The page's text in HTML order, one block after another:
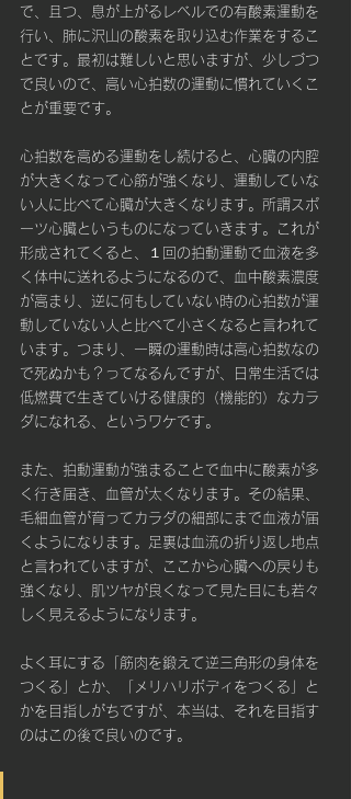
で、且つ、息が上がるレベルでの有酸素運動を
行い、肺に沢山の酸素を取り込む作業をするこ
とです。最初は難しいと思いますが、少しづつ
で良いので、高い心拍数の運動に慣れていくこ
とが重要です。
心拍数を高める運動をし続けると、心臓の内腔
が大きくなって心筋が強くなり、運動していな
い人に比べて心臓が大きくなります。所謂スポ
ーツ心臓というものになっていきます。これが
形成されてくると、１回の拍動運動で血液を多
く体中に送れるようになるので、血中酸素濃度
が高まり、逆に何もしていない時の心拍数が運
動していない人と比べて小さくなると言われて
います。つまり、一瞬の運動時は高心拍数なの
で死ぬかも？ってなるんですが、日常生活では
低燃費で生きていける健康的（機能的）なカラ
ダになれる、というワケです。
また、拍動運動が強まることで血中に酸素が多
く行き届き、血管が太くなります。その結果、
毛細血管が育ってカラダの細部にまで血液が届
くようになります。足裏は血流の折り返し地点
と言われていますが、ここから心臓への戻りも
強くなり、肌ツヤが良くなって見た目にも若々
しく見えるようになります。
よく耳にする「筋肉を鍛えて逆三角形の身体を
つくる」とか、「メリハリボディをつくる」と
かを目指しがちですが、本当は、それを目指す
のはこの後で良いのです。